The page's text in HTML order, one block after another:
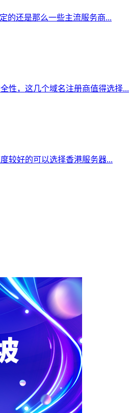
的还是那么一些主流服务商...
性，这几个域名注册商值得选择...
较好的可以选择香港服务器...